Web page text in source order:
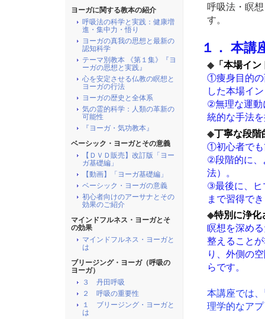
呼吸法・瞑
す。
１． 本講
◆ 「本場イ
①痩身目的の
した本場イ
②無理な運動
統的な手法
◆丁寧な段階
①初心者でも
②段階的に、
法）。
③最後に、ヒ
まで習得で
◆特別に浄化
瞑想を深め
整えること
り、外側の
らです。
本講座では
理学的なア
ヨーガに関する教本の紹介
呼吸法の科学と実践：健康増
進・集中力・悟り
ヨーガの真我の思想と最新の
認知科学
テーマ別教本 《第１集》『ヨ
ーガの思想と実践』
心を安定させる仏教の瞑想と
ヨーガの行法
ヨーガの歴史と全体系
気の霊的科学：人類の革新の
可能性
『ヨーガ・気功教本』
ベーシック・ヨーガとその意義
【ＤＶＤ販売】改訂版「ヨー
ガ基礎編」
【動画】「ヨーガ基礎編」
ベーシック・ヨーガの意義
初心者向けのアーサナとその
効果のご紹介
マインドフルネス・ヨーガとそ
の効果
マインドフルネス・ヨーガと
は
ブリージング・ヨーガ（呼吸の
ヨーガ）
３ 丹田呼吸
２ 呼吸の重要性
１ ブリージング・ヨーガと
は